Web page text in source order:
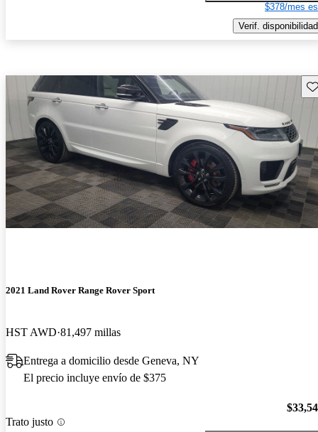
$378/mes
Verif. disponibilidad
2021 Land Rover Range Rover Sport
HST AWD 81,497 millas
Entrega a domicilio desde Geneva, NY
El precio incluye envío de $375
Trato justo